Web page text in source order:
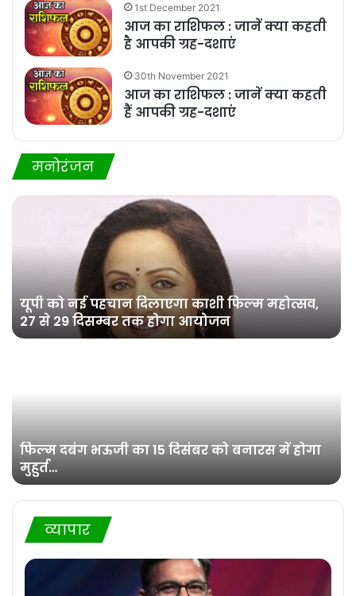
1st December 2021
आज का राशिफल : जानें क्या कहती
है आपकी ग्रह-दशाएं
30th November 2021
आज का राशिफल : जानें क्या कहती
हैं आपकी ग्रह-दशाएं
मनोरंजन
यूपी को नई पहचान दिलाएगा काशी फिल्म महोत्सव,
27 से 29 दिसम्बर तक होगा आयोजन
फिल्म दबंग भऊजी का 15 दिसंबर को बनारस में होगा
मुहुर्त…
व्यापार